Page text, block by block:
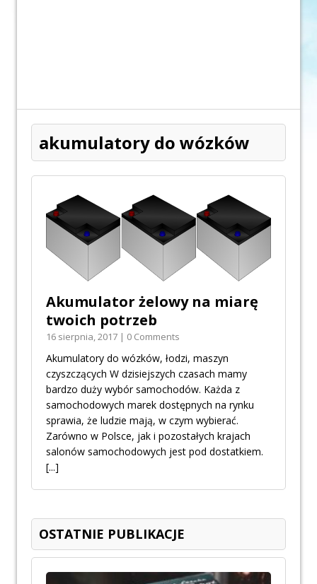
akumulatory do wózków
Akumulator żelowy na miarę
twoich potrzeb
16 sierpnia, 2017 | 0 Comments
Akumulatory do wózków, łodzi, maszyn
czyszczących W dzisiejszych czasach mamy
bardzo duży wybór samochodów. Każda z
samochodowych marek dostępnych na rynku
sprawia, że ludzie mają, w czym wybierać.
Zarówno w Polsce, jak i pozostałych krajach
salonów samochodowych jest pod dostatkiem.
[...]
OSTATNIE PUBLIKACJE